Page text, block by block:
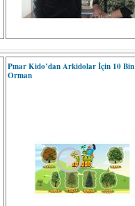
Pınar Kido’dan Arkidolar İçin 10
Orman